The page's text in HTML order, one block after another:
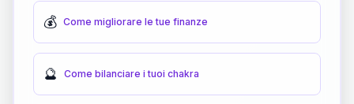
💰 Come migliorare le tue finanze
🔮 Come bilanciare i tuoi chakra